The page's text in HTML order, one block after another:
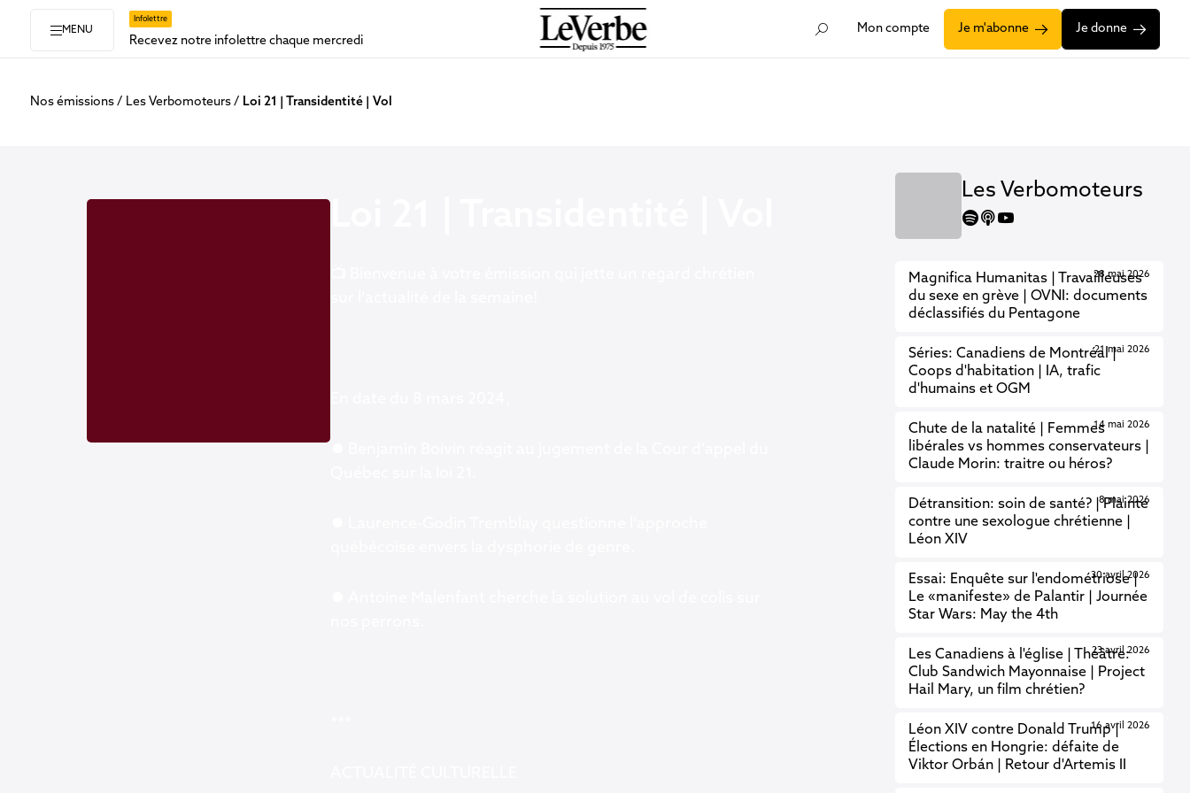
Infolettre
Recevez notre infolettre chaque mercredi
Mon compte Je m'abonne Je donne
MENU
Nos émissions Les Verbomoteurs Loi 21 | Transidentité | Vol
Les Verbomoteurs
Magnifica Humanitas | Travailleuses
du sexe en grève | OVNI: documents
déclassifiés du Pentagone
28 mai 2026
Séries: Canadiens de Montréal |
Coops d'habitation | IA, trafic
d'humains et OGM
21 mai 2026
Chute de la natalité | Femmes
libérales vs hommes conservateurs |
Claude Morin: traitre ou héros?
14 mai 2026
Détransition: soin de santé? | Plainte
contre une sexologue chrétienne |
Léon XIV
8 mai 2026
Essai: Enquête sur l'endométriose |
Le «manifeste» de Palantir | Journée
Star Wars: May the 4th
30 avril 2026
Les Canadiens à l'église | Théâtre:
Club Sandwich Mayonnaise | Project
Hail Mary, un film chrétien?
23 avril 2026
Léon XIV contre Donald Trump |
Élections en Hongrie: défaite de
Viktor Orbán | Retour d'Artemis II
16 avril 2026